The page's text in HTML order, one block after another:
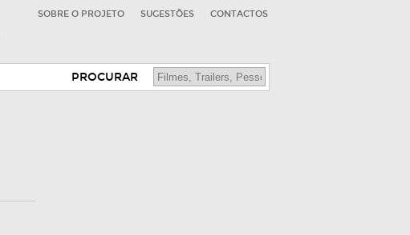
SOBRE O PROJETO SUGESTÕES CONTACTOS
PROCURAR